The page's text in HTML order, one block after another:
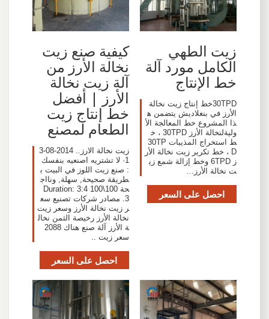
زيت الطهي
الكامل مورد آلة
خط الإنتاج
30TPDخط إنتاج زيت نخالة
الأرز في بنغلاديش يتضمن ه
ذا المشروع خط المعالجة الأ
وليةلنخالة الأرز 30TPD ، خ
ط استخراج المذيبات 30TP
D ، خط تكرير زيت نخالة الأر
ز 6TPD وخط إزالة شمع زي
ت نخالة الأرز…
احصل على السعر
كيفية صنع زيت
نخالة الأرز من
آلة زيت نخالة
الأرز | أفضل
خط إنتاج زيت
الطعام لمصنع
زيت نخالة الارز.. 2014-08-3
1· لا تشتريه اصنعيه بنفسك
: صنع زيت اللوز في البيت ب
طريقة صحيحة, سهلة, ونااج
حة 100\100 Duration: 3:4
3. مصادر شركات تصنيع سع
ر زيت نخالة الأرز وسعر زيت
نخالة الأرز رخيصة الثمن نخال
ة الأرز آلة صنع هناك 2088
سعر زيت ..
احصل على السعر